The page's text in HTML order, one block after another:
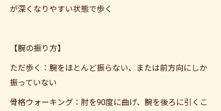
が深くなりやすい状態で歩く
【腕の振り方】
ただ歩く：腕をほとんど振らない、または前方向にしか
振っていない
骨格ウォーキング：肘を90度に曲げ、腕を後ろに引くこ